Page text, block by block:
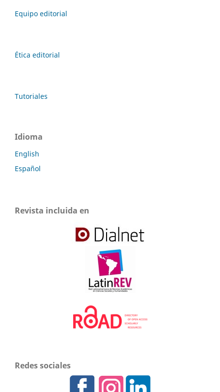
Equipo editorial
Ética editorial
Tutoriales
Idioma
English
Español
Revista incluida en
Redes sociales